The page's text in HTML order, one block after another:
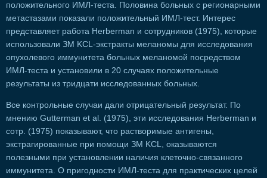
положительного ИМЛ-теста. Половина больных с регионарными
метастазами показали положительный ИМЛ-тест. Интерес
представляет работа Herberman и сотрудников (1975), которые
использовали ЗМ KCL-экстракты меланомы для исследования
опухолевого иммунитета больных меланомой посредством
ИМЛ-теста и установили в 20 случаях положительные
результаты из тридцати исследованных больных.
Все контрольные случаи дали отрицательный результат. По
мнению Gutterman et al. (1975), эти исследования Herberman и
сотр. (1975) показывают, что растворимые антигены,
экстрагированные при помощи ЗМ KCL, оказываются
полезными при установлении наличия клеточно-связанного
иммунитета. О пригодности ИМЛ-теста для практических целей